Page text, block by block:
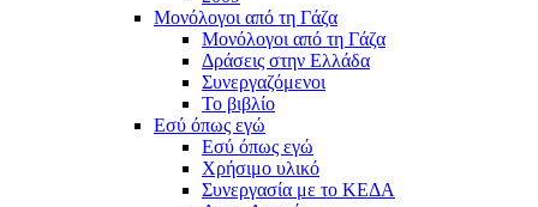
Μονόλογοι από τη Γάζα
Μονόλογοι από τη Γάζα
Δράσεις στην Ελλάδα
Συνεργαζόμενοι
To βιβλίο
Εσύ όπως εγώ
Εσύ όπως εγώ
Χρήσιμο υλικό
Συνεργασία με το ΚΕΔΑ